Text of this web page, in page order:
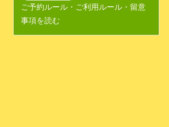
2023年6月
ご予約ルール・ご利用ルール・留意
事項を読む